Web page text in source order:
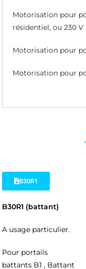
Motorisation pour
résidentiel, ou 230
Motorisation pour
Motorisation pour
B30R1
B30R1 (battant)
A usage particulier.
Pour portails
battants B1 , Battant